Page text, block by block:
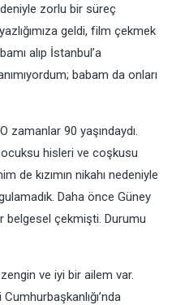
zorlu bir süreç
geldi, film çekmek
alıp İstanbul’a
babam da onları
zamanlar 90 yaşındaydı.
hisleri ve coşkusu
de kızımın nikahı nedeniyle
Daha önce Güney
belgesel çekmişti. Durumu
ve iyi bir ailem var.